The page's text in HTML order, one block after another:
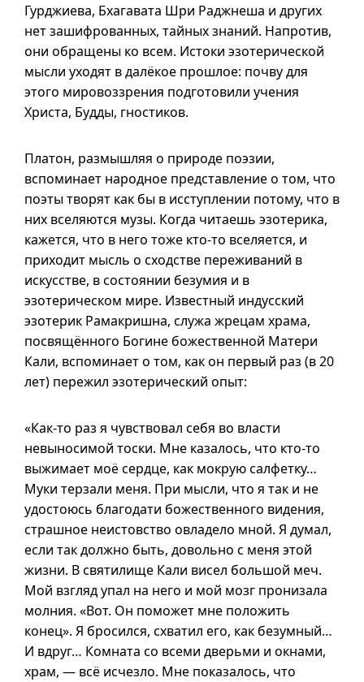
Гурджиева, Бхагавата Шри Раджнеша и других
нет зашифрованных, тайных знаний. Напротив,
они обращены ко всем. Истоки эзотерической
мысли уходят в далёкое прошлое: почву для
этого мировоззрения подготовили учения
Христа, Будды, гностиков.
Платон, размышляя о природе поэзии,
вспоминает народное представление о том, что
поэты творят как бы в исступлении потому, что в
них вселяются музы. Когда читаешь эзотерика,
кажется, что в него тоже кто-то вселяется, и
приходит мысль о сходстве переживаний в
искусстве, в состоянии безумия и в
эзотерическом мире. Известный индусский
эзотерик Рамакришна, служа жрецам храма,
посвящённого Богине божественной Матери
Кали, вспоминает о том, как он первый раз (в 20
лет) пережил эзотерический опыт:
«Как-то раз я чувствовал себя во власти
невыносимой тоски. Мне казалось, что кто-то
выжимает моё сердце, как мокрую салфетку…
Муки терзали меня. При мысли, что я так и не
удостоюсь благодати божественного видения,
страшное неистовство овладело мной. Я думал,
если так должно быть, довольно с меня этой
жизни. В святилище Кали висел большой меч.
Мой взгляд упал на него и мой мозг пронизала
молния. «Вот. Он поможет мне положить
конец». Я бросился, схватил его, как безумный…
И вдруг… Комната со всеми дверьми и окнами,
храм, — всё исчезло. Мне показалось, что